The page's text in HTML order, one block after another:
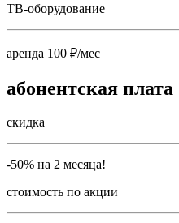
ТВ-оборудование
аренда 100 ₽/мес
абонентская плата
скидка
-50% на 2 месяца!
стоимость по акции